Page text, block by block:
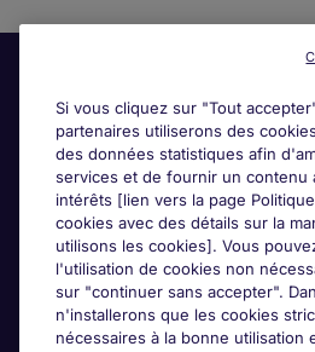
Liens utiles
Parcourir nos offres
Si vous cliquez sur "Tout
partenaires utiliserons des
des données statistiques afin
services et de fournir un contenu
intérêts [lien vers la page
cookies avec des détails sur la
utilisons les cookies]. Vous
l'utilisation de cookies non
sur "continuer sans accepter".
n'installerons que les cookies
nécessaires à la bonne utilisation